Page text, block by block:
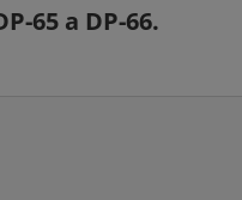
65 a DP-66.